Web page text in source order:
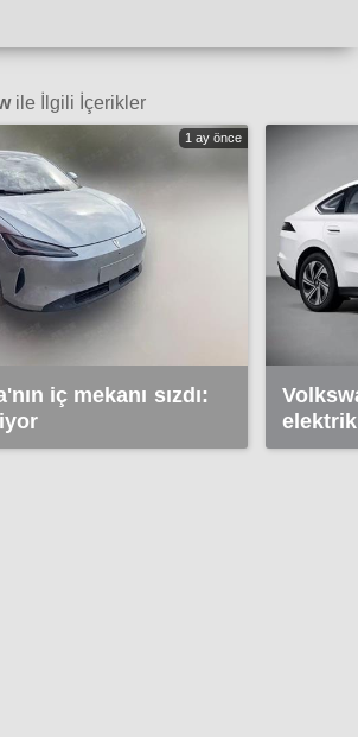
ile İlgili İçerikler
1 ay önce
iç mekanı sızdı:
yüzüne